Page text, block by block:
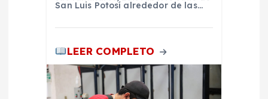
San Luis Potosí alrededor de las…
LEER COMPLETO